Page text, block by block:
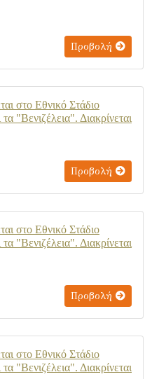
Προβολή
στο Εθνικό Στάδιο
"Βενιζέλεια". Διακρίνεται
Προβολή
στο Εθνικό Στάδιο
"Βενιζέλεια". Διακρίνεται
Προβολή
στο Εθνικό Στάδιο
"Βενιζέλεια". Διακρίνεται